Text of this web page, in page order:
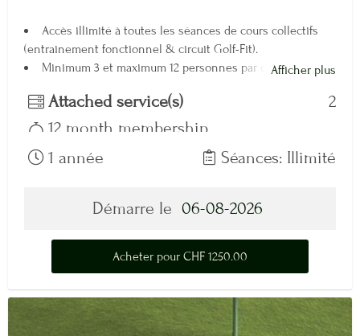
Accès illimité à toutes les séances de cours collectifs
(entrainement fonctionnel & circuit Golf-Fit).
Minimum 3 et maximum 12 personnes par cours
Tous les lundi et mercredi de 10h à 11h
Tous les lundi, mercredi et vendredi de 12h15 à 13h15
Afficher plus
Attached service(s)
2
12 month membership
Cours Collectif
1 année Séances: Illimité
Démarre le 06-08-2026
Acheter pour CHF 1250.00